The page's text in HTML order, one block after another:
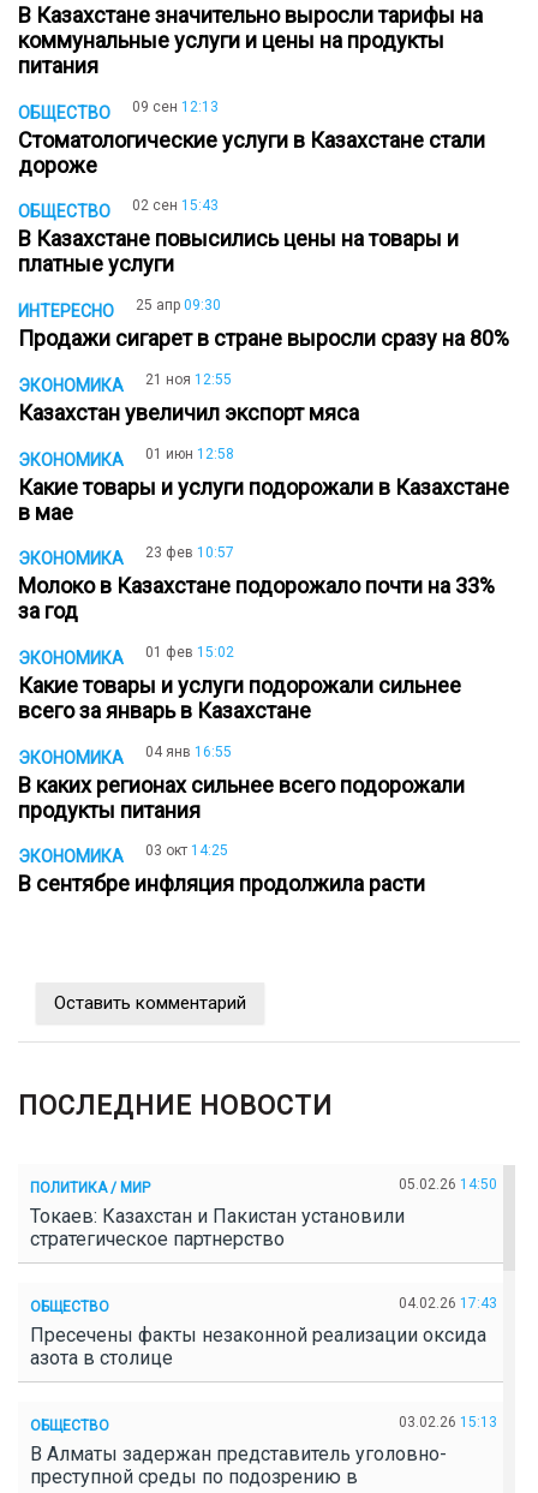
В Казахстане значительно выросли тарифы на
коммунальные услуги и цены на продукты
питания
ОБЩЕСТВО 09 сен 12:13
Стоматологические услуги в Казахстане стали
дороже
ОБЩЕСТВО 02 сен 15:43
В Казахстане повысились цены на товары и
платные услуги
ИНТЕРЕСНО 25 апр 09:30
Продажи сигарет в стране выросли сразу на 80%
ЭКОНОМИКА 21 ноя 12:55
Казахстан увеличил экспорт мяса
ЭКОНОМИКА 01 июн 12:58
Какие товары и услуги подорожали в Казахстане
в мае
ЭКОНОМИКА 23 фев 10:57
Молоко в Казахстане подорожало почти на 33%
за год
ЭКОНОМИКА 01 фев 15:02
Какие товары и услуги подорожали сильнее
всего за январь в Казахстане
ЭКОНОМИКА 04 янв 16:55
В каких регионах сильнее всего подорожали
продукты питания
ЭКОНОМИКА 03 окт 14:25
В сентябре инфляция продолжила расти
Оставить комментарий
ПОСЛЕДНИЕ НОВОСТИ
ПОЛИТИКА / МИР 05.02.26 14:50
Токаев: Казахстан и Пакистан установили
стратегическое партнерство
ОБЩЕСТВО 04.02.26 17:43
Пресечены факты незаконной реализации оксида
азота в столице
ОБЩЕСТВО 03.02.26 15:13
В Алматы задержан представитель уголовно-
преступной среды по подозрению в